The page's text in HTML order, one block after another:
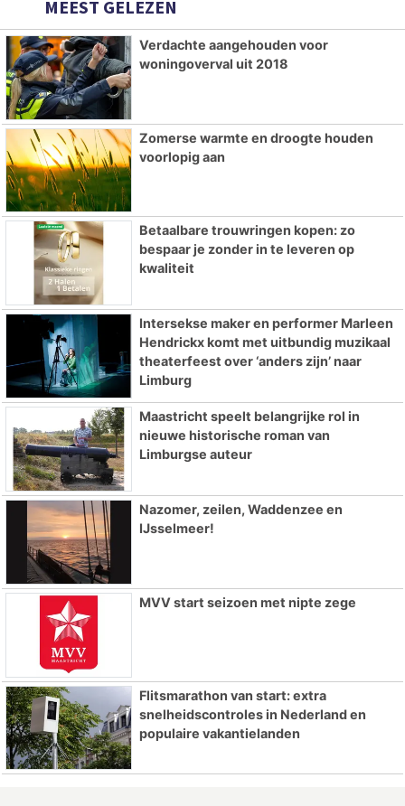
MEEST GELEZEN
Verdachte aangehouden voor
woningoverval uit 2018
Zomerse warmte en droogte houden
voorlopig aan
Betaalbare trouwringen kopen: zo
bespaar je zonder in te leveren op
kwaliteit
Intersekse maker en performer Marleen
Hendrickx komt met uitbundig muzikaal
theaterfeest over ‘anders zijn’ naar
Limburg
Maastricht speelt belangrijke rol in
nieuwe historische roman van
Limburgse auteur
Nazomer, zeilen, Waddenzee en
IJsselmeer!
MVV start seizoen met nipte zege
Flitsmarathon van start: extra
snelheidscontroles in Nederland en
populaire vakantielanden